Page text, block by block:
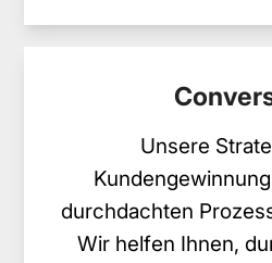
Unsere
durchdachten
Wir helfen Ihnen,